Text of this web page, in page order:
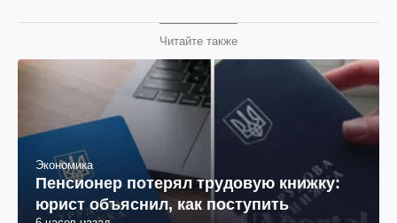
Читайте также
Экономика
Пенсионер потерял трудовую книжку:
юрист объяснил, как поступить